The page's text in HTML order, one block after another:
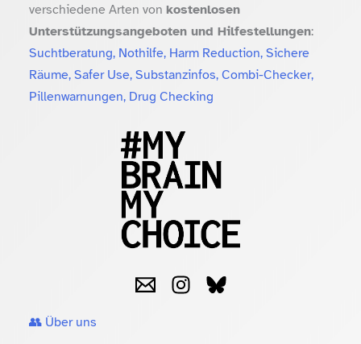
verschiedene Arten von kostenlosen
Unterstützungsangeboten und Hilfestellungen:
Suchtberatung, Nothilfe, Harm Reduction, Sichere
Räume, Safer Use, Substanzinfos, Combi-Checker,
Pillenwarnungen, Drug Checking
👥 Über uns